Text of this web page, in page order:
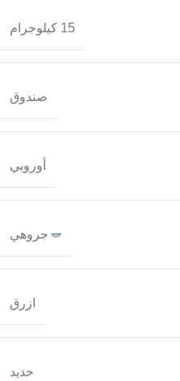
15 كيلوجرام
صندوق
أوروبي
جروهي
ازرق
حديد